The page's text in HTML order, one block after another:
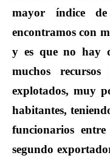
mayor índice
encontramos con
y es que no hay
muchos
explotados, muy
habitantes,
funcionarios
segundo